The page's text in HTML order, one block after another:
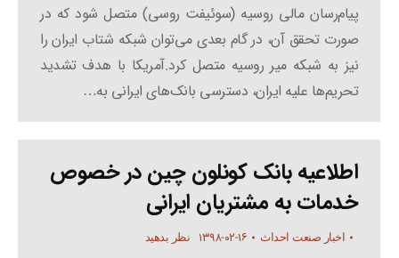
پیام‌رسان مالی روسیه (سوئیفت روسی) متصل شود که در
صورت تحقق آن، در گام بعدی می‌توان شبکه شتاب ایران را
نیز به شبکه میر روسیه متصل کرد.آمریکا با هدف تشدید
تحریم‌ها علیه ایران، دسترسی بانک‌های ایرانی به…
اطلاعیه بانک کونلون چین در خصوص
خدمات به مشتریان ایرانی
اخبار صنعت احداث ۱۳۹۸-۰۲-۱۶ نظر بدهید